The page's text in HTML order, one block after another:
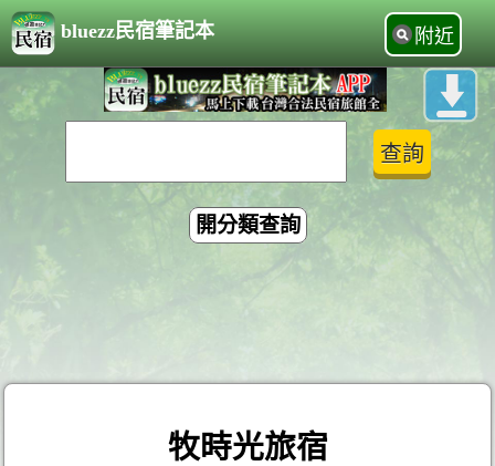
bluezz民宿筆記本 附近
開分類查詢
牧時光旅宿